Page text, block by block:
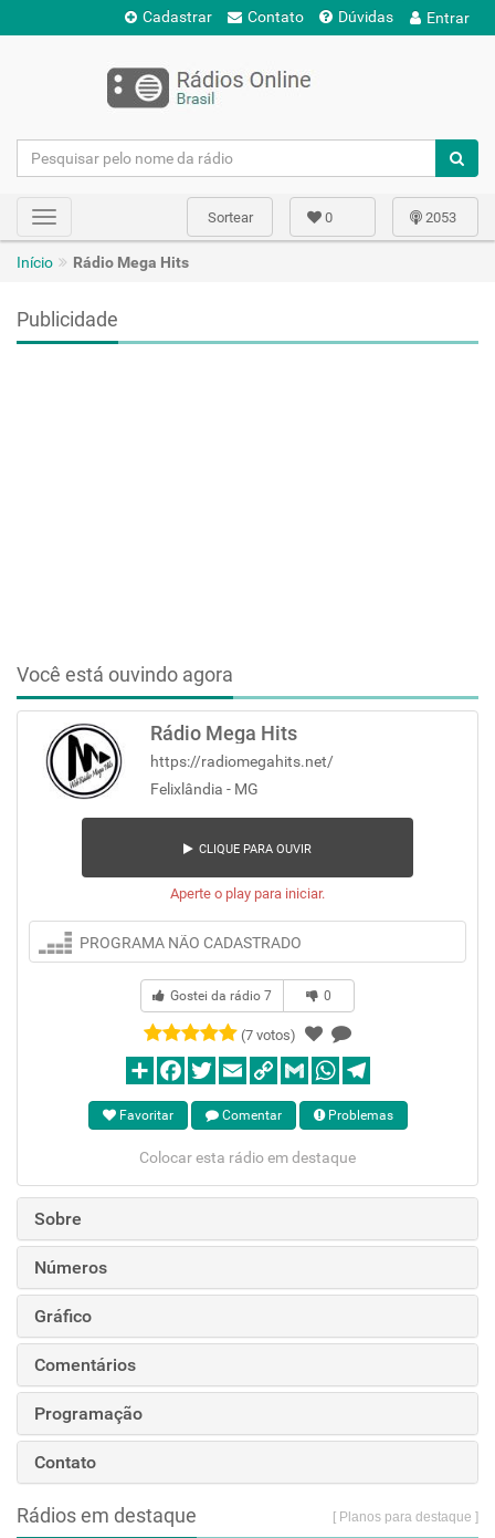
Cadastrar Contato Dúvidas Entrar
Toggle
navigation
2053
0
Sortear
Início Rádio Mega Hits
Publicidade
Você está ouvindo agora
Rádio Mega Hits
https://radiomegahits.net/
Felixlândia - MG
CLIQUE PARA OUVIR
Aperte o play para iniciar.
PROGRAMA NÃO CADASTRADO
Gostei da rádio 7 0
(7 votos)
Favoritar Comentar Problemas
Colocar esta rádio em destaque
Sobre
Números
Gráfico
Comentários
Programação
Contato
Rádios em destaque [ Planos para destaque ]